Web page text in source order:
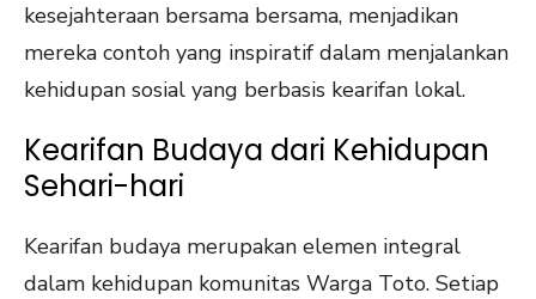
kesejahteraan bersama bersama, menjadikan
mereka contoh yang inspiratif dalam menjalankan
kehidupan sosial yang berbasis kearifan lokal.
Kearifan Budaya dari Kehidupan
Sehari-hari
Kearifan budaya merupakan elemen integral
dalam kehidupan komunitas Warga Toto. Setiap